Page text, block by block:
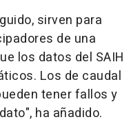
sirven para
de una
los datos del SAIH
Los de caudal
tener fallos y
ha añadido.